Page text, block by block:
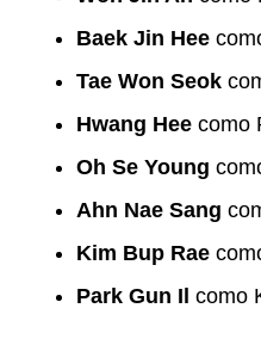
Baek Jin Hee
Tae Won Seok
Hwang Hee como
Oh Se Young
Ahn Nae Sang
Kim Bup Rae
Park Gun Il como